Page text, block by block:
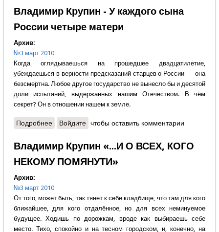
Владимир Крупин - У каждого сына
России четыре матери
Архив:
№3 март 2010
Когда оглядываешься на прошедшее двадцатилетие,
убеждаешься в верности предсказаний старцев о России — она
безсмертна. Любое другое государство не вынесло бы и десятой
доли испытаний, выдержанных нашим Отечеством. В чём
секрет? Он в отношении нашем к земле.
Подробнеео Владимир Крупин - У каждого сына России
Войдите чтобы оставить комментарии
Владимир Крупин «...И О ВСЕХ, КОГО
НЕКОМУ ПОМЯНУТИ»
Архив:
№3 март 2010
От того, может быть, так тянет к себе кладбище, что там для кого
ближайшее, для кого отдалённое, но для всех неминуемое
будущее. Ходишь по дорожкам, вроде как выбираешь себе
место. Тихо, спокойно и на тесном городском, и, конечно, на